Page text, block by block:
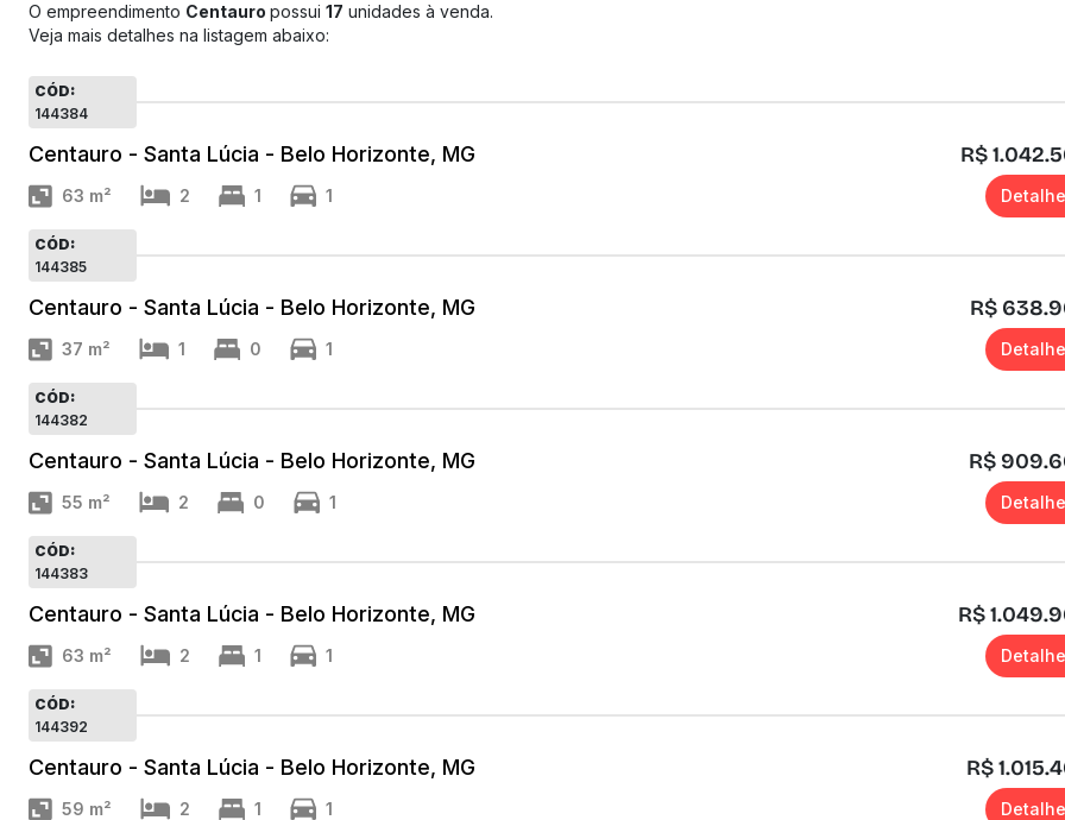
O empreendimento Centauro possui 17 unidades à venda.
Veja mais detalhes na listagem abaixo:
CÓD:
144384
Centauro - Santa Lúcia - Belo Horizonte, MG R$
63 m² 2 1 1
CÓD:
144385
Centauro - Santa Lúcia - Belo Horizonte, MG R$
37 m² 1 0 1
CÓD:
144382
Centauro - Santa Lúcia - Belo Horizonte, MG R$
55 m² 2 0 1
CÓD:
144383
Centauro - Santa Lúcia - Belo Horizonte, MG R$
63 m² 2 1 1
CÓD:
144392
Centauro - Santa Lúcia - Belo Horizonte, MG R$
59 m² 2 1 1